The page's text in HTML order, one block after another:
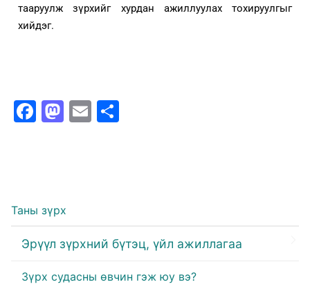
тааруулж зүрхийг хурдан ажиллуулах тохируулгыг
хийдэг.
Facebook
Mastodon
Email
Таны зүрх
Эрүүл зүрхний бүтэц, үйл ажиллагаа
Зүрх судасны өвчин гэж юу вэ?